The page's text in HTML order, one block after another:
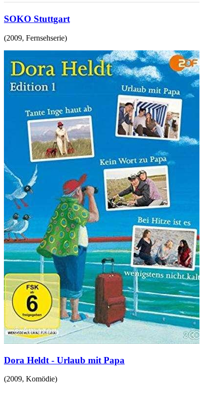
SOKO Stuttgart
(2009, Fernsehserie)
Dora Heldt - Urlaub mit Papa
(2009, Komödie)